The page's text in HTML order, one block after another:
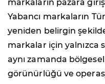
markaların pazara
Yabancı markaların
yeniden belirgin
markalar için yalnızca
aynı zamanda
görünürlüğü ve